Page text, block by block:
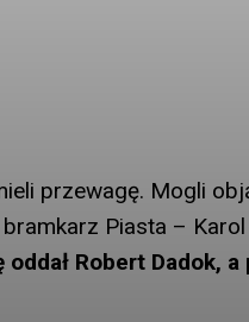
przewagę. Mogli
Piasta –
oddał Robert Dadok,